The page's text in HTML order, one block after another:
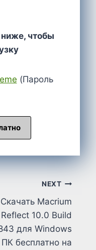
чтобы
(Пароль
NEXT
Скачать Macrium
Reflect 10.0 Build
для Windows
ПК бесплатно на